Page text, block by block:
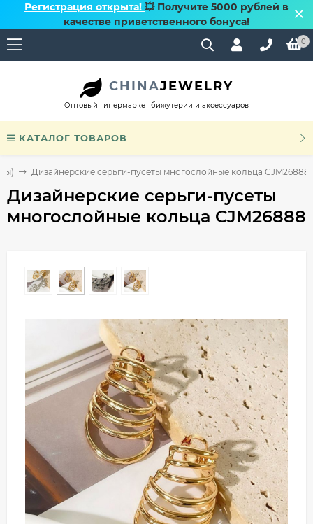
Регистрация открыта! 💥 Получите 5000 рублей в
качестве приветственного бонуса!
0
CHINAJEWELRY
Оптовый гипермаркет бижутерии и аксессуаров
КАТАЛОГ ТОВАРОВ
Дизайнерские серьги-пусеты многослойные кольца CJM26888
Дизайнерские серьги-пусеты
многослойные кольца CJM26888